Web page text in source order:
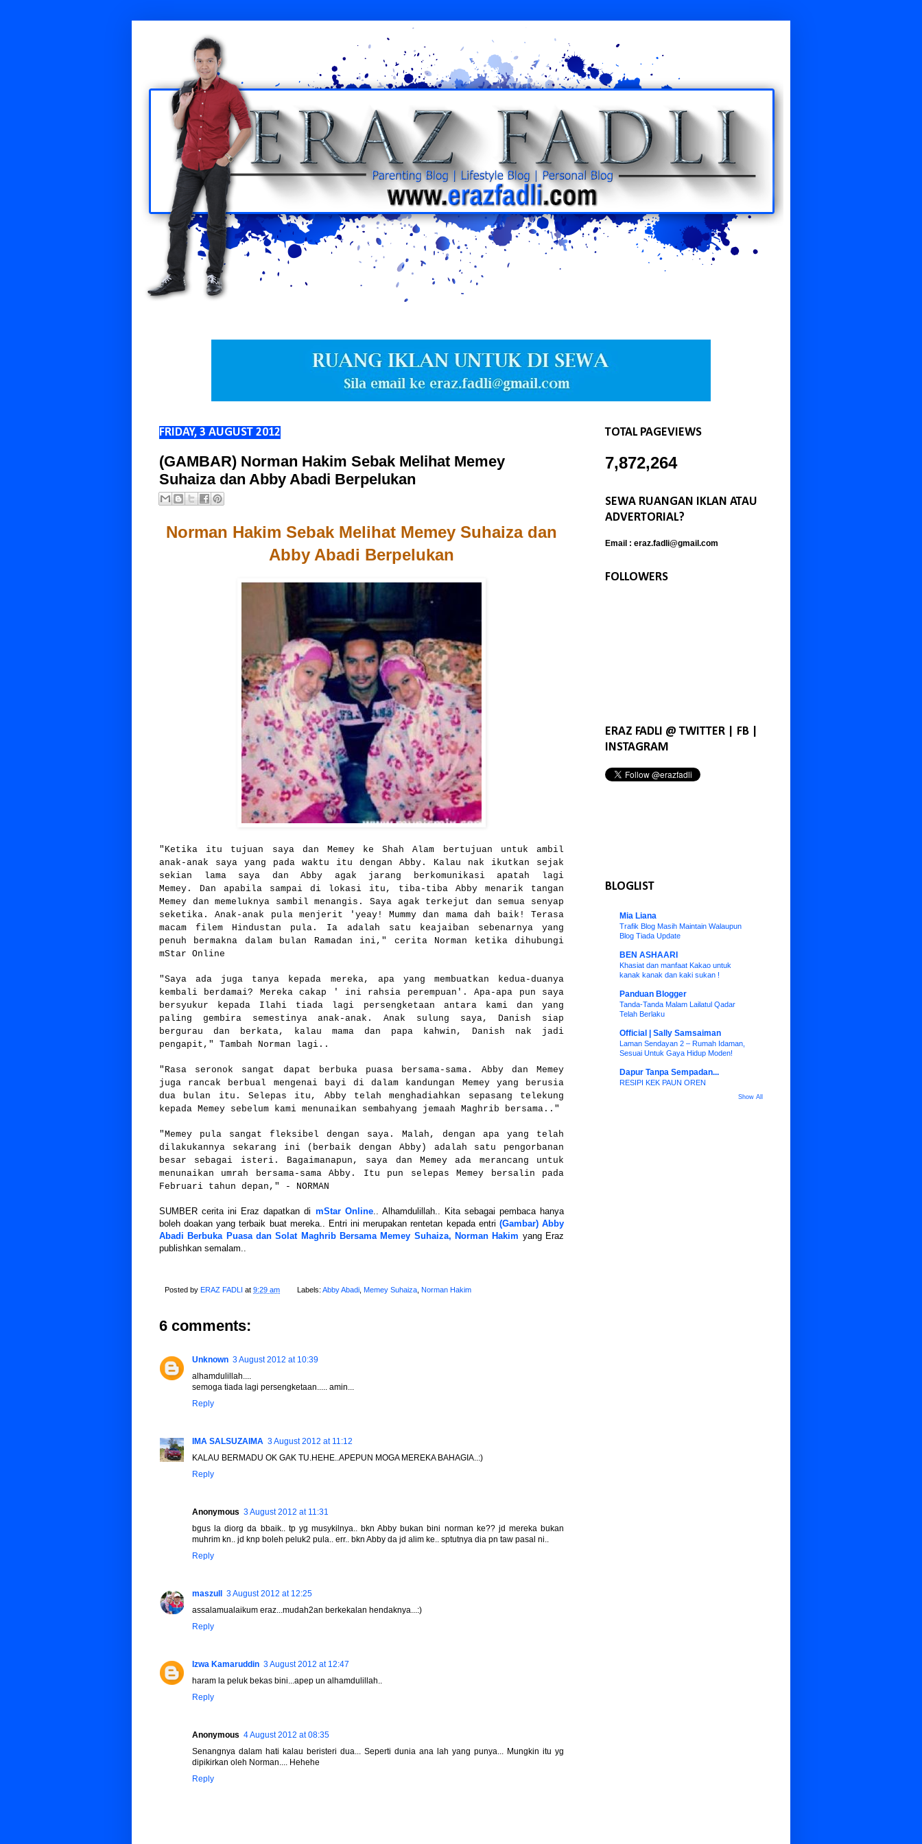
FRIDAY, 3 AUGUST 2012
(GAMBAR) Norman Hakim Sebak Melihat Memey
Suhaiza dan Abby Abadi Berpelukan
Norman Hakim Sebak Melihat Memey Suhaiza dan
Abby Abadi Berpelukan
"Ketika itu tujuan saya dan Memey ke Shah Alam bertujuan untuk ambil
anak-anak saya yang pada waktu itu dengan Abby. Kalau nak ikutkan sejak
sekian lama saya dan Abby agak jarang berkomunikasi apatah lagi
Memey. Dan apabila sampai di lokasi itu, tiba-tiba Abby menarik tangan
Memey dan memeluknya sambil menangis. Saya agak terkejut dan semua senyap
seketika. Anak-anak pula menjerit 'yeay! Mummy dan mama dah baik! Terasa
macam filem Hindustan pula. Ia adalah satu keajaiban sebenarnya yang
penuh bermakna dalam bulan Ramadan ini," cerita Norman ketika dihubungi
mStar Online
"Saya ada juga tanya kepada mereka, apa yang membuatkan kedua-duanya
kembali berdamai? Mereka cakap ' ini rahsia perempuan'. Apa-apa pun saya
bersyukur kepada Ilahi tiada lagi persengketaan antara kami dan yang
paling gembira semestinya anak-anak. Anak sulung saya, Danish siap
bergurau dan berkata, kalau mama dan papa kahwin, Danish nak jadi
pengapit," Tambah Norman lagi..
"Rasa seronok sangat dapat berbuka puasa bersama-sama. Abby dan Memey
juga rancak berbual mengenai bayi di dalam kandungan Memey yang berusia
dua bulan itu. Selepas itu, Abby telah menghadiahkan sepasang telekung
kepada Memey sebelum kami menunaikan sembahyang jemaah Maghrib bersama.."
"Memey pula sangat fleksibel dengan saya. Malah, dengan apa yang telah
dilakukannya sekarang ini (berbaik dengan Abby) adalah satu pengorbanan
besar sebagai isteri. Bagaimanapun, saya dan Memey ada merancang untuk
menunaikan umrah bersama-sama Abby. Itu pun selepas Memey bersalin pada
Februari tahun depan," - NORMAN
SUMBER cerita ini Eraz dapatkan di mStar Online.. Alhamdulillah.. Kita sebagai pembaca hanya
boleh doakan yang terbaik buat mereka.. Entri ini merupakan rentetan kepada entri (Gambar) Abby
Abadi Berbuka Puasa dan Solat Maghrib Bersama Memey Suhaiza, Norman Hakim yang Eraz
publishkan semalam..
Posted by ERAZ FADLI at 9:29 am Labels: Abby Abadi, Memey Suhaiza, Norman Hakim
6 comments:
Unknown 3 August 2012 at 10:39
alhamdulillah....
semoga tiada lagi persengketaan..... amin...
Reply
IMA SALSUZAIMA 3 August 2012 at 11:12
KALAU BERMADU OK GAK TU.HEHE..APEPUN MOGA MEREKA BAHAGIA..:)
Reply
Anonymous 3 August 2012 at 11:31
bgus la diorg da bbaik.. tp yg musykilnya.. bkn Abby bukan bini norman ke?? jd mereka bukan
muhrim kn.. jd knp boleh peluk2 pula.. err.. bkn Abby da jd alim ke.. sptutnya dia pn taw pasal ni..
Reply
maszull 3 August 2012 at 12:25
assalamualaikum eraz...mudah2an berkekalan hendaknya...:)
Reply
Izwa Kamaruddin 3 August 2012 at 12:47
haram la peluk bekas bini...apep un alhamdulillah..
Reply
Anonymous 4 August 2012 at 08:35
Senangnya dalam hati kalau beristeri dua... Seperti dunia ana lah yang punya... Mungkin itu yg
dipikirkan oleh Norman.... Hehehe
Reply
TOTAL PAGEVIEWS
7,872,264
SEWA RUANGAN IKLAN ATAU
ADVERTORIAL?
Email : eraz.fadli@gmail.com
FOLLOWERS
ERAZ FADLI @ TWITTER | FB |
INSTAGRAM
BLOGLIST
Mia Liana
Trafik Blog Masih Maintain Walaupun
Blog Tiada Update
BEN ASHAARI
Khasiat dan manfaat Kakao untuk
kanak kanak dan kaki sukan !
Panduan Blogger
Tanda-Tanda Malam Lailatul Qadar
Telah Berlaku
Official | Sally Samsaiman
Laman Sendayan 2 – Rumah Idaman,
Sesuai Untuk Gaya Hidup Moden!
Dapur Tanpa Sempadan...
RESIPI KEK PAUN OREN
Show All